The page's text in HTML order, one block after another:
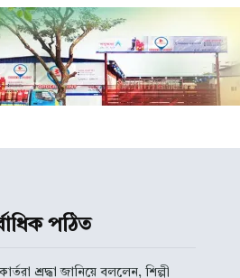
পঠিত
শ্রদ্ধা জানিয়ে বললেন, শিল্পী